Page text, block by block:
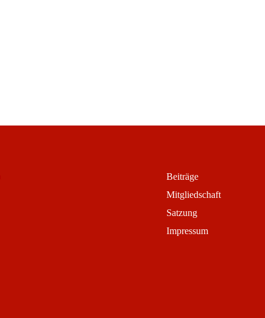
Beiträge
Mitgliedschaft
Satzung
Impressum